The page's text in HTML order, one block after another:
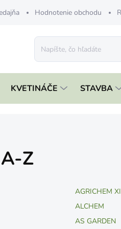
Hodnotenie obchodu
KVETINÁČE STAVBA
Z
AGRICHEM
ALCHEM
AS GARDEN